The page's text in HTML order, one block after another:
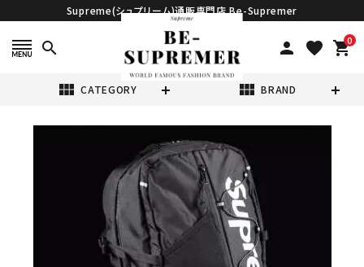
Supreme(シュプリーム)通販専門店 Be-Supremer
search person favorite 0
shopping_cart
view_module CATEGORY view_module BRAND